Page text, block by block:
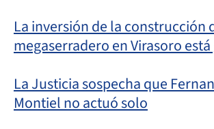
La inversión de la construcción
megaserradero en Virasoro
La Justicia sospecha que
Montiel no actuó solo